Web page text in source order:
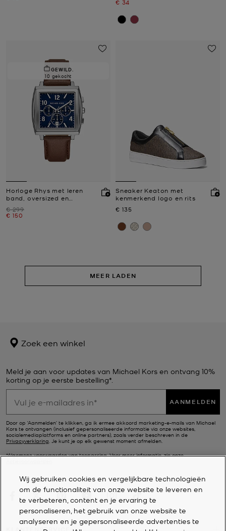
€ 34
GEWILD.
10 gekocht
Horloge Rhys met leren
band, oversized en
Was
€ 299
Nu
€ 150
Sneaker Keaton met
kenmerkend logo en rits
Nu
€ 135
MEER LADEN
Zoek een winkel
Meld je aan voor updates van Michael Kors en ontvang 10%
korting op je eerste bestelling*.
AANMELDEN
Door op ‘Aanmelden’ te klikken, ga ik ermee akkoord marketing-e-mails van Michael
Kors te ontvangen (inclusief gepersonaliseerde informatie via onze websites,
socialemediaplatforms en online partners), zoals verder beschreven in de
Privacyverklaring. Je kunt je op elk gewenst moment afmelden.
*Algemene voorwaarden van toepassing. Voor meer informatie, zie onze
KLANTENSERVICE
Wij gebruiken cookies en vergelijkbare technologieën
om de functionaliteit van onze website te leveren en
te verbeteren, content en je ervaring te
personaliseren, het gebruik van onze website te
analyseren en je gepersonaliseerde advertenties te